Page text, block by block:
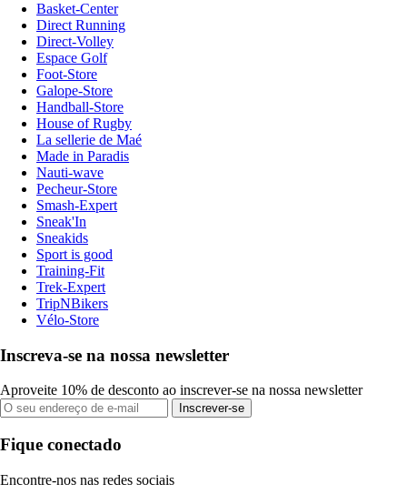
Basket-Center
Direct Running
Direct-Volley
Espace Golf
Foot-Store
Galope-Store
Handball-Store
House of Rugby
La sellerie de Maé
Made in Paradis
Nauti-wave
Pecheur-Store
Smash-Expert
Sneak'In
Sneakids
Sport is good
Training-Fit
Trek-Expert
TripNBikers
Vélo-Store
Inscreva-se na nossa newsletter
Aproveite 10% de desconto ao inscrever-se na nossa newsletter
Inscrever-se
Fique conectado
Encontre-nos nas redes sociais